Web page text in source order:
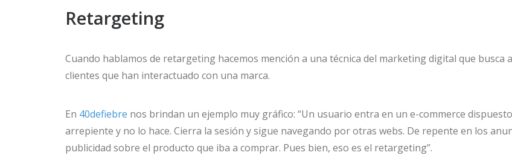
Retargeting
Cuando hablamos de retargeting hacemos mención a una técnica del marketing digital que busca
clientes que han interactuado con una marca.
En 40defiebre nos brindan un ejemplo muy gráfico: “Un usuario entra en un e-commerce
arrepiente y no lo hace. Cierra la sesión y sigue navegando por otras webs. De repente en los
publicidad sobre el producto que iba a comprar. Pues bien, eso es el retargeting”.